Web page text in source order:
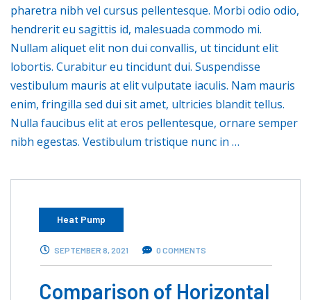
pharetra nibh vel cursus pellentesque. Morbi odio odio,
hendrerit eu sagittis id, malesuada commodo mi.
Nullam aliquet elit non dui convallis, ut tincidunt elit
lobortis. Curabitur eu tincidunt dui. Suspendisse
vestibulum mauris at elit vulputate iaculis. Nam mauris
enim, fringilla sed dui sit amet, ultricies blandit tellus.
Nulla faucibus elit at eros pellentesque, ornare semper
nibh egestas. Vestibulum tristique nunc in …
Heat Pump
SEPTEMBER 8, 2021 0 COMMENTS
Comparison of Horizontal